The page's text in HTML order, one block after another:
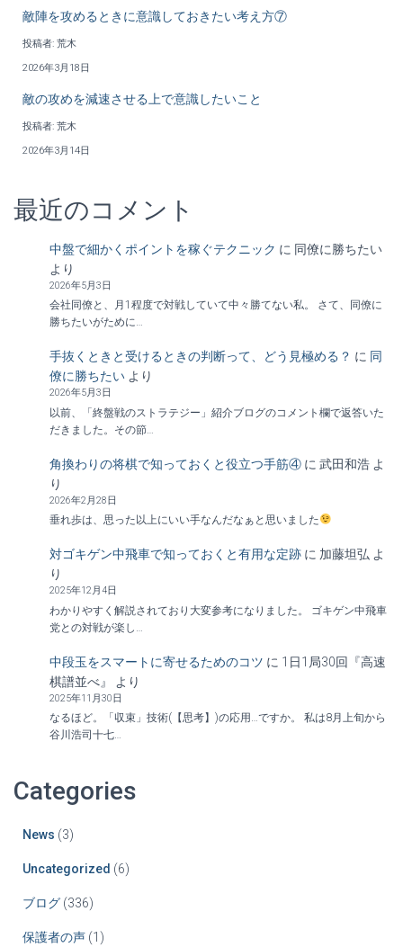
敵陣を攻めるときに意識しておきたい考え方⑦
投稿者: 荒木
2026年3月18日
敵の攻めを減速させる上で意識したいこと
投稿者: 荒木
2026年3月14日
最近のコメント
中盤で細かくポイントを稼ぐテクニック に 同僚に勝ちたい
より
2026年5月3日
会社同僚と、月1程度で対戦していて中々勝てない私。 さて、同僚に
勝ちたいがために…
手抜くときと受けるときの判断って、どう見極める？ に 同
僚に勝ちたい より
2026年5月3日
以前、「終盤戦のストラテジー」紹介ブログのコメント欄で返答いた
だきました。その節…
角換わりの将棋で知っておくと役立つ手筋④ に 武田和浩 よ
り
2026年2月28日
垂れ歩は、思った以上にいい手なんだなぁと思いました
対ゴキゲン中飛車で知っておくと有用な定跡 に 加藤坦弘 よ
り
2025年12月4日
わかりやすく解説されており大変参考になりました。 ゴキゲン中飛車
党との対戦が楽し…
中段玉をスマートに寄せるためのコツ に 1日1局30回『高速
棋譜並べ』
より
2025年11月30日
なるほど。「収束」技術(【思考】)の応用…ですか。 私は8月上旬から
谷川浩司十七…
Categories
News (3)
Uncategorized (6)
ブログ (336)
保護者の声 (1)